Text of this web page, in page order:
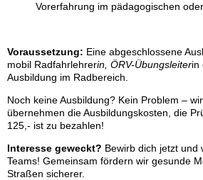
Vorerfahrung im pädagogischen
Voraussetzung: Eine abgeschlossene
mobil Radfahrlehrerin, ÖRV-Übungsleiterin
Ausbildung im Radbereich.
Noch keine Ausbildung? Kein Problem –
übernehmen die Ausbildungskosten, die
125,- ist zu bezahlen!
Interesse geweckt? Bewirb dich jetzt und
Teams! Gemeinsam fördern wir gesunde
Straßen sicherer.